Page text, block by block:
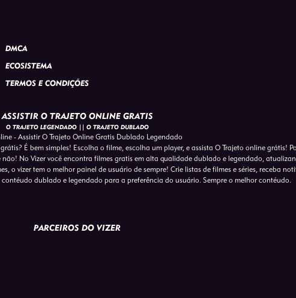
DMCA
ECOSISTEMA
TERMOS E CONDIÇÕES
ASSISTIR O TRAJETO ONLINE GRATIS
O TRAJETO LEGENDADO || O TRAJETO DUBLADO
- Assistir O Trajeto Online Gratis Dublado Legendado
É bem simples! Escolha o filme, escolha um player, e assista O Trajeto online grátis!
não! No Vizer você encontra filmes gratis em alta qualidade dublado e legendado,
o vizer tem o melhor painel de usuário de sempre! Crie listas de filmes e séries, receba
dublado e legendado para a preferência do usuário. Sempre o melhor contéudo.
PARCEIROS DO VIZER